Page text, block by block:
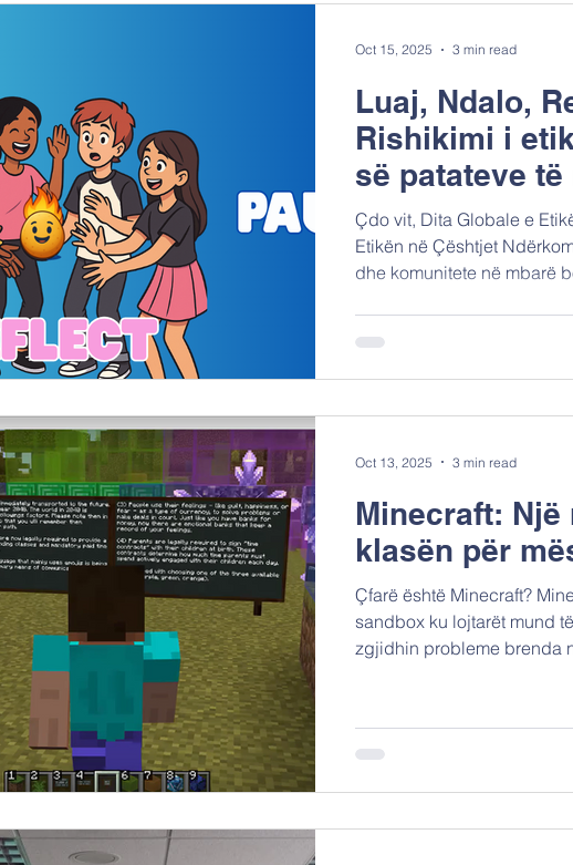
Luaj, Ndalo,
Rishikimi i
së patateve të
Çdo vit, Dita Globale e
Etikën në Çështjet
dhe komunitete në mbarë
tradicionale dhe të
për t'u përballur me
Oct 15, 2025 3 min read
Minecraft:
klasën për
Çfarë është Minecraft?
sandbox ku lojtarët mund
zgjidhin probleme brenda
edhe qytete të tëra.
video, Minecraft nuk ndjek
Oct 13, 2025 3 min read